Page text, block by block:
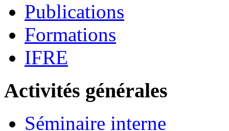
Publications
Formations
IFRE
Activités générales
Séminaire interne